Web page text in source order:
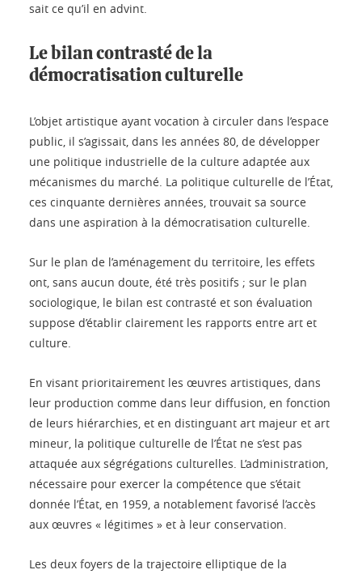
sait ce qu’il en advint.
Le bilan contrasté de la
démocratisation culturelle
L’objet artistique ayant vocation à circuler dans l’espace
public, il s’agissait, dans les années 80, de développer
une politique industrielle de la culture adaptée aux
mécanismes du marché. La politique culturelle de l’État,
ces cinquante dernières années, trouvait sa source
dans une aspiration à la démocratisation culturelle.
Sur le plan de l’aménagement du territoire, les effets
ont, sans aucun doute, été très positifs ; sur le plan
sociologique, le bilan est contrasté et son évaluation
suppose d’établir clairement les rapports entre art et
culture.
En visant prioritairement les œuvres artistiques, dans
leur production comme dans leur diffusion, en fonction
de leurs hiérarchies, et en distinguant art majeur et art
mineur, la politique culturelle de l’État ne s’est pas
attaquée aux ségrégations culturelles. L’administration,
nécessaire pour exercer la compétence que s’était
donnée l’État, en 1959, a notablement favorisé l’accès
aux œuvres « légitimes » et à leur conservation.
Les deux foyers de la trajectoire elliptique de la